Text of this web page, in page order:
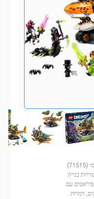
היכנסו לעולם המרתק של טנק כריש טיגריסי (71515)
בנייה:
פיראטים עם
אוצרות. עם 1,548 חלקים, דמויות